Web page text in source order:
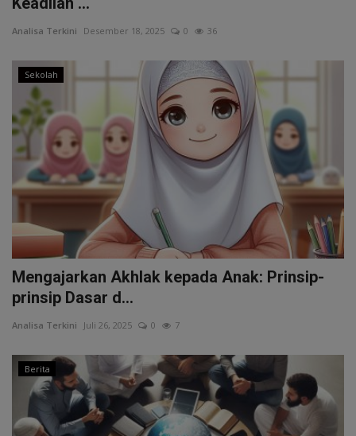
Sekolah
Tutorial
Peluang Usaha
Gallery
Analisa Terkini Desember 18, 2025 0 36
Sekolah
Mengajarkan Akhlak kepada Anak: Prinsip-
prinsip Dasar d...
Analisa Terkini Juli 26, 2025 0 7
Berita